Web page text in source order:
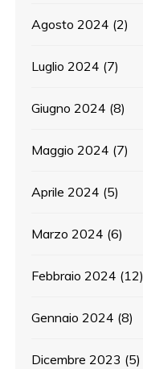
Agosto 2024 (2)
Luglio 2024 (7)
Giugno 2024 (8)
Maggio 2024 (7)
Aprile 2024 (5)
Marzo 2024 (6)
Febbraio 2024 (12)
Gennaio 2024 (8)
Dicembre 2023 (5)